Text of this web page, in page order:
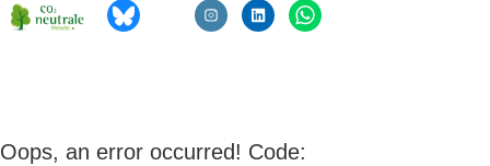
Oops, an error occurred! Code: